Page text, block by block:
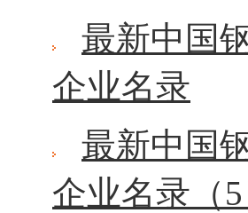
最新中国
企业名录
最新中国
企业名录（